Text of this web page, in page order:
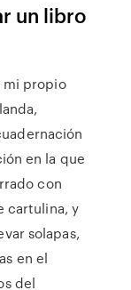
un libro
mi propio
en la que
con
cartulina, y
solapas,
en el
del